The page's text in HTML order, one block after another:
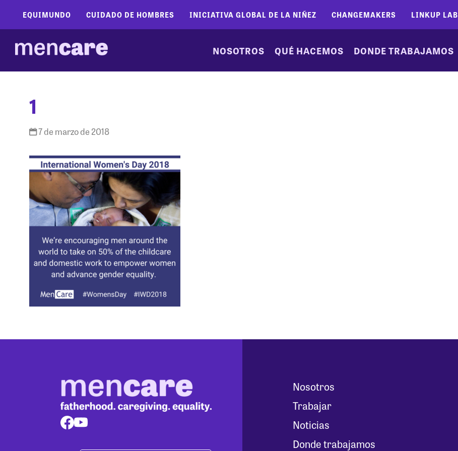
EQUIMUNDO CUIDADO DE HOMBRES INICIATIVA GLOBAL DE LA NIÑEZ CHANGEMAKERS LINKUP LAB
NOSOTROS QUÉ HACEMOS DONDE TRABAJAMOS
1
7 de marzo de 2018
Nosotros
Trabajar
Noticias
Donde trabajamos